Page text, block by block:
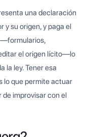
una declaración
y su origen, y paga el
el origen lícito—lo
la ley. Tener esa
lo que permite actuar
de improvisar con el